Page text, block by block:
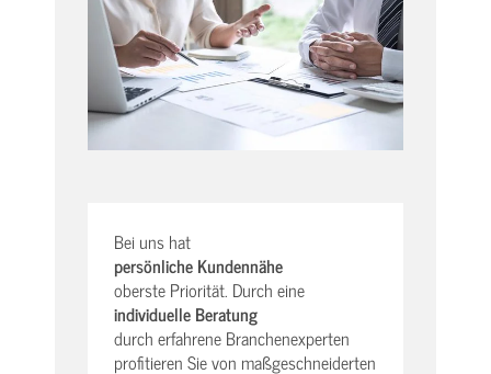
Bei uns hat
persönliche Kundennähe
oberste Priorität. Durch eine
individuelle Beratung
durch erfahrene Branchenexperten
profitieren Sie von maßgeschneiderten